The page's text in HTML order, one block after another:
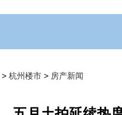
> 杭州楼市 > 房产新闻